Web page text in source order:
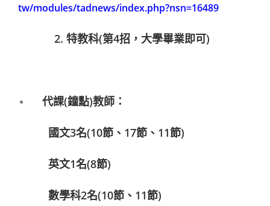
tw/modules/tadnews/index.php?nsn=16489
2. 特教科(第4招，大學畢業即可)
代課(鐘點)教師：
國文3名(10節、17節、11節)
英文1名(8節)
數學科2名(10節、11節)